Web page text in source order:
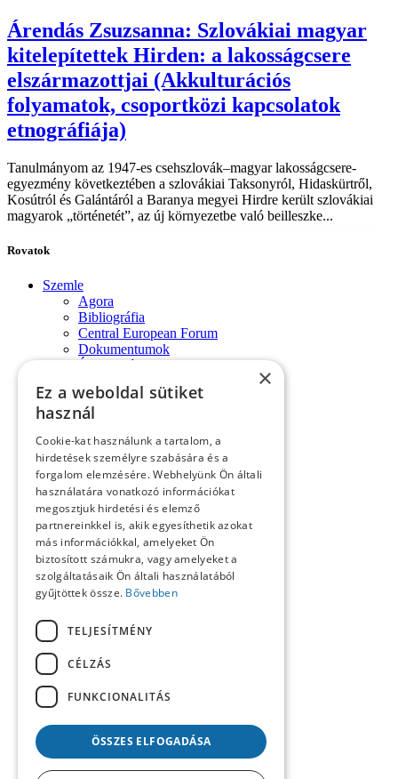
Árendás Zsuzsanna: Szlovákiai magyar
kitelepítettek Hirden: a lakosságcsere
elszármazottjai (Akkulturációs
folyamatok, csoportközi kapcsolatok
etnográfiája)
Tanulmányom az 1947-es csehszlovák–magyar lakosságcsere-
egyezmény következtében a szlovákiai Taksonyról, Hidaskürtről,
Kosútról és Galántáról a Baranya megyei Hirdre került szlovákiai
magyarok „történetét”, az új környezetbe való beilleszke...
Rovatok
Szemle
Agora
Bibliográfia
Central European Forum
Dokumentumok
Évforduló
Impresszum
Konferencia
Kósa László köszöntése
Köszöntő
Közlemények
Kronológia
Lapszemle
Műhely
Nekrológ
Oral History
Pályakép
Reflexió
Resumé
Summary
Tanulmányok
Uncategorized @hu
×
Ez a weboldal sütiket
használ
Cookie-kat használunk a tartalom, a
hirdetések személyre szabására és a
forgalom elemzésére. Webhelyünk Ön általi
használatára vonatkozó információkat
megosztjuk hirdetési és elemző
partnereinkkel is, akik egyesíthetik azokat
más információkkal, amelyeket Ön
biztosított számukra, vagy amelyeket a
szolgáltatásaik Ön általi használatából
gyűjtöttek össze. Bővebben
TELJESÍTMÉNY
CÉLZÁS
FUNKCIONALITÁS
ÖSSZES ELFOGADÁSA